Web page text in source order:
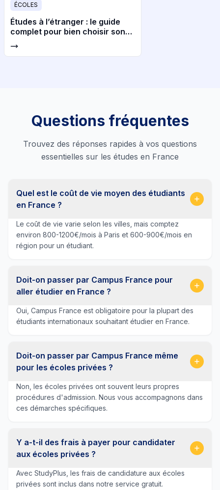
ÉCOLES
Études à l’étranger : le guide
complet pour bien choisir son
Questions fréquentes
Trouvez des réponses rapides à vos questions
essentielles sur les études en France
Quel est le coût de vie moyen des étudiants
en France ?
Le coût de vie varie selon les villes, mais comptez
environ 800-1200€/mois à Paris et 600-900€/mois en
région pour un étudiant.
Doit-on passer par Campus France pour
aller étudier en France ?
Oui, Campus France est obligatoire pour la plupart des
étudiants internationaux souhaitant étudier en France.
Doit-on passer par Campus France même
pour les écoles privées ?
Non, les écoles privées ont souvent leurs propres
procédures d'admission. Nous vous accompagnons dans
ces démarches spécifiques.
Y a-t-il des frais à payer pour candidater
aux écoles privées ?
Avec StudyPlus, les frais de candidature aux écoles
privées sont inclus dans notre service gratuit.